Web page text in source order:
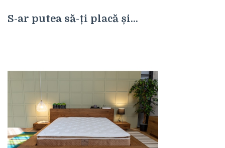
S-ar putea să-ți placă și...